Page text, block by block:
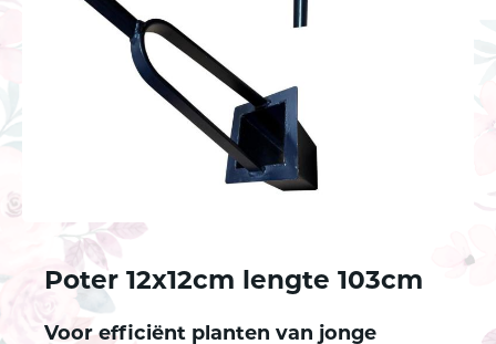
Poter 12x12cm lengte 103cm
Voor efficiënt planten van jonge